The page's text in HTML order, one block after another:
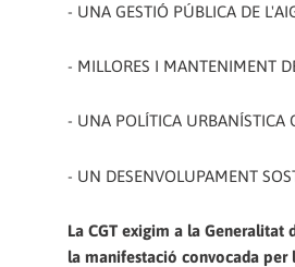
- UNA GESTIÓ PÚBLICA DE
- MILLORES I MANTENIMENT
- UNA POLÍTICA URBANÍSTICA
- UN DESENVOLUPAMENT
La CGT exigim a la Generalitat
la manifestació convocada per